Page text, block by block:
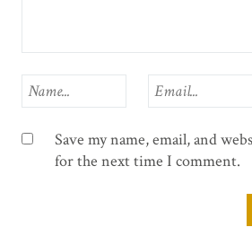
Save my name, email, and
for the next time I comment.